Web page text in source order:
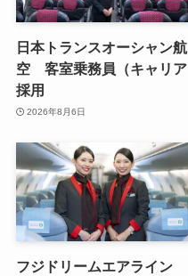
日本トランスオーシャン航
空 客室乗務員（キャリア
採用
2026年8月6日
フジドリームエアライン